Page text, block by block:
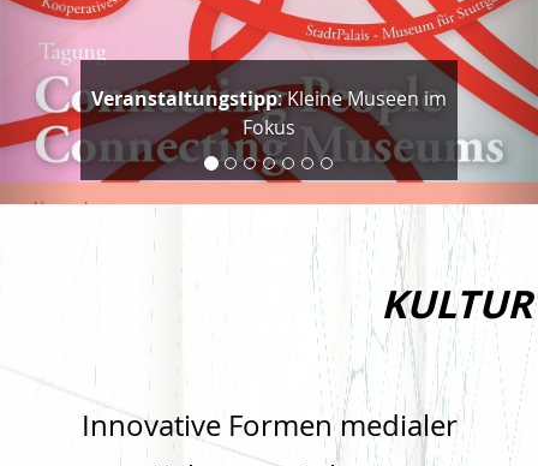
Veranstaltungstipp: Kleine Museen im
Fokus
KULTUR
Innovative Formen medialer